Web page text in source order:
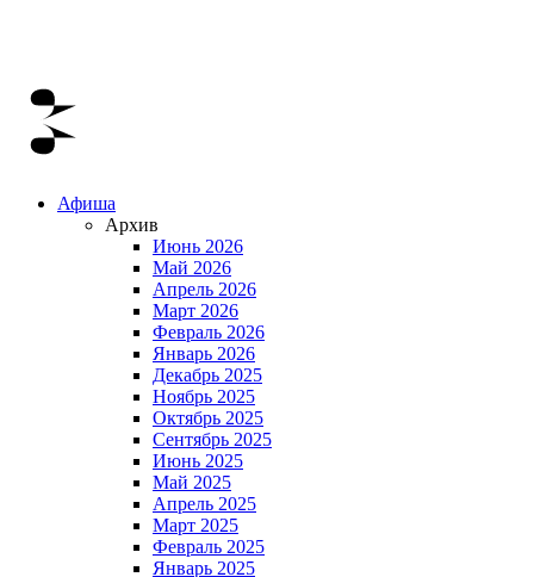
Афиша
Архив
Июнь 2026
Май 2026
Апрель 2026
Март 2026
Февраль 2026
Январь 2026
Декабрь 2025
Ноябрь 2025
Октябрь 2025
Сентябрь 2025
Июнь 2025
Май 2025
Апрель 2025
Март 2025
Февраль 2025
Январь 2025